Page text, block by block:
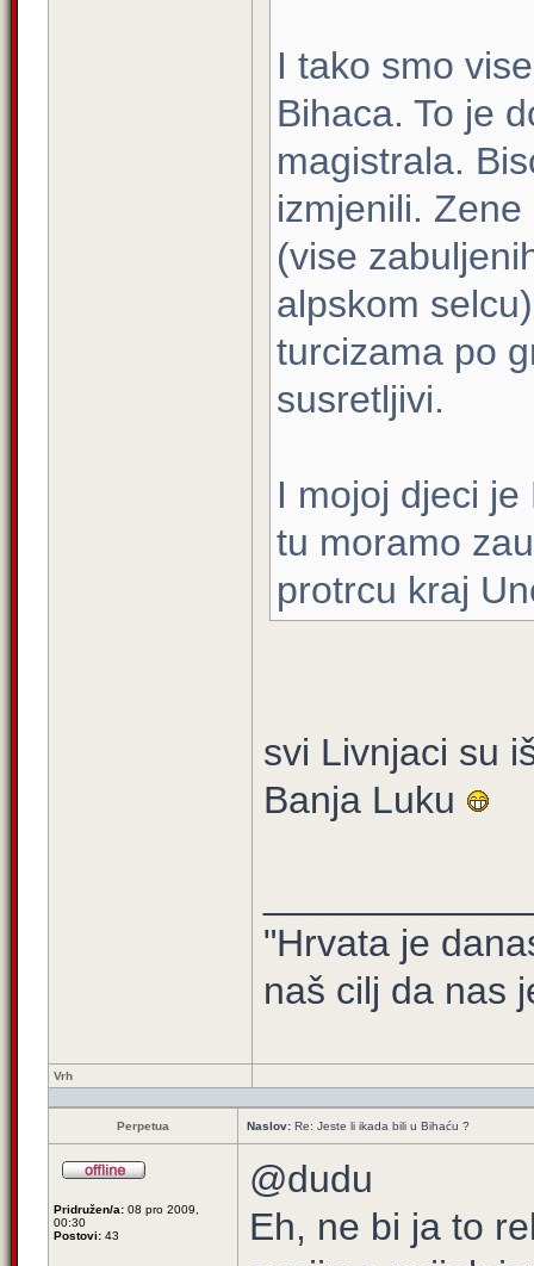
I tako smo
Bihaca. To je
magistrala.
izmjenili.
(vise
alpskom
turcizama po
susretljivi.
I mojoj djeci
tu moramo
protrcu kraj
svi Livnjaci su
Banja Luku
"Hrvata je
naš cilj da nas
Vrh
Perpetua Naslov: Re: Jeste li ikada bili u Bihaću ?
Pridružen/a: 08 pro 2009,
00:30
Postovi: 43
@dudu
Eh, ne bi ja to